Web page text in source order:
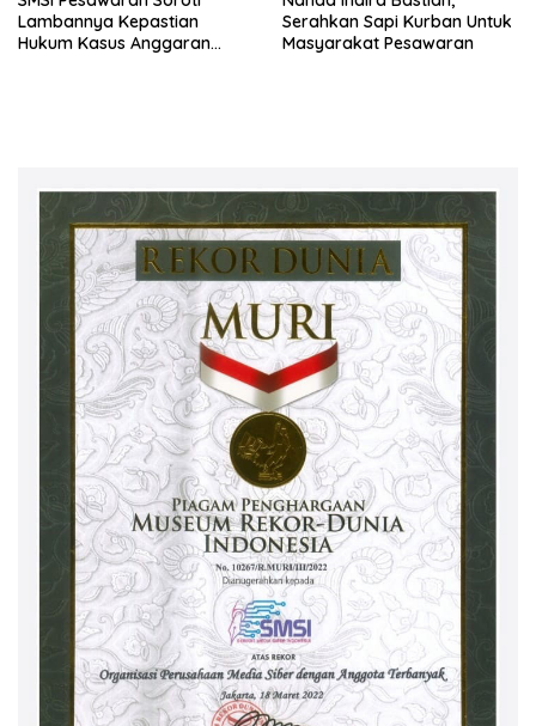
Lambannya Kepastian
Hukum Kasus Anggaran
Serahkan Sapi Kurban Untuk
Masyarakat Pesawaran